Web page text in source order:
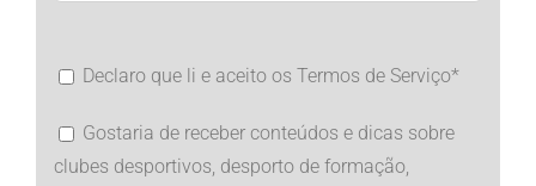
Declaro que li e aceito os Termos de Serviço*
Gostaria de receber conteúdos e dicas sobre
clubes desportivos, desporto de formação,